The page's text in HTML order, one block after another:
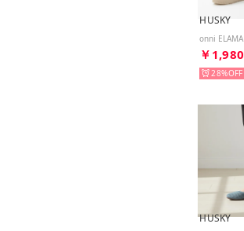
HUSKY
￥1,980
28%
HUSKY